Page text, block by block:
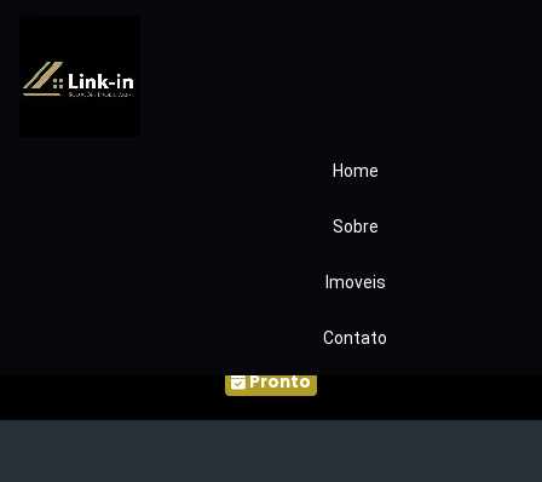
Home
Sobre
Imoveis
Contato
Casa jardim Sabia
2 dormitórios
COD73
Pronto